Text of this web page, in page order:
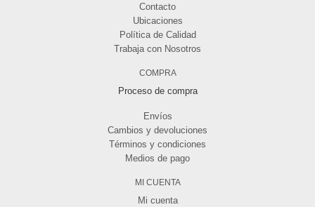
Contacto
Ubicaciones
Política de Calidad
Trabaja con Nosotros
COMPRA
Proceso de compra
Envíos
Cambios y devoluciones
Términos y condiciones
Medios de pago
MI CUENTA
Mi cuenta